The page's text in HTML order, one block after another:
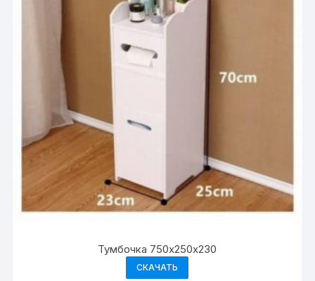
Тумбочка 750х250х230
СКАЧАТЬ